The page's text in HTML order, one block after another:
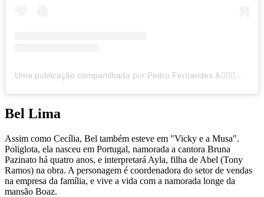
Bel Lima
Assim como Cecília, Bel também esteve em "Vicky e a Musa".
Poliglota, ela nasceu em Portugal, namorada a cantora Bruna
Pazinato há quatro anos, e interpretará Ayla, filha de Abel (Tony
Ramos) na obra. A personagem é coordenadora do setor de vendas
na empresa da família, e vive a vida com a namorada longe da
mansão Boaz.